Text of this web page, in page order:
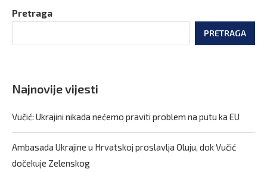
Pretraga
PRETRAGA
Najnovije vijesti
Vučić: Ukrajini nikada nećemo praviti problem na putu ka EU
Ambasada Ukrajine u Hrvatskoj proslavlja Oluju, dok Vučić
dočekuje Zelenskog